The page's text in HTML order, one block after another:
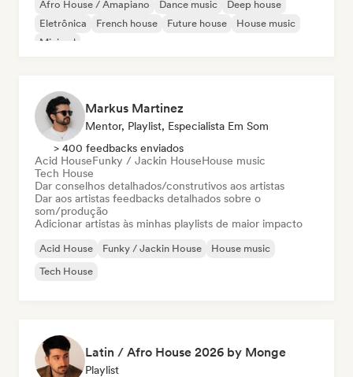
Afro House / Amapiano Dance music
Deep house
Eletrônica
French house Future house
House music
Minimal
Markus Martinez
Mentor, Playlist, Especialista Em Som
> 400 feedbacks enviados
Acid HouseFunky / Jackin HouseHouse music
Tech House
Dar conselhos detalhados/construtivos aos artistas
Dar aos artistas feedbacks detalhados sobre o
som/produção
Adicionar artistas às minhas playlists de maior impacto
Acid House Funky / Jackin House
House music
Tech House
Latin / Afro House 2026 by Monge
Playlist